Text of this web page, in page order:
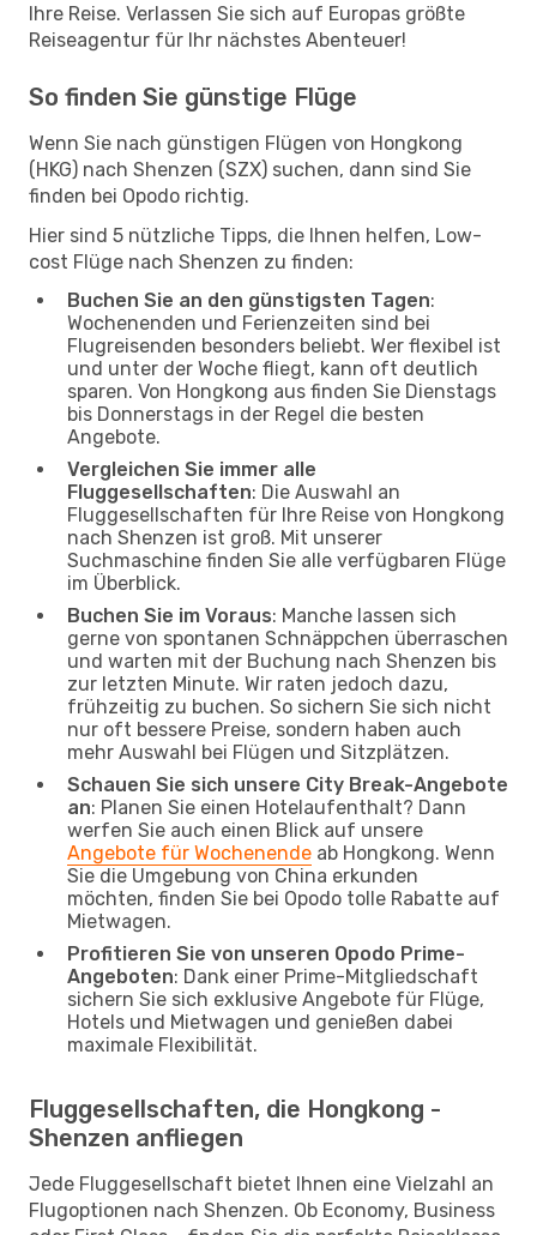
Ihre Reise. Verlassen Sie sich auf Europas größte
Reiseagentur für Ihr nächstes Abenteuer!
So finden Sie günstige Flüge
Wenn Sie nach günstigen Flügen von Hongkong
(HKG) nach Shenzen (SZX) suchen, dann sind Sie
finden bei Opodo richtig.
Hier sind 5 nützliche Tipps, die Ihnen helfen, Low-
cost Flüge nach Shenzen zu finden:
Buchen Sie an den günstigsten Tagen:
Wochenenden und Ferienzeiten sind bei
Flugreisenden besonders beliebt. Wer flexibel ist
und unter der Woche fliegt, kann oft deutlich
sparen. Von Hongkong aus finden Sie Dienstags
bis Donnerstags in der Regel die besten
Angebote.
Vergleichen Sie immer alle
Fluggesellschaften: Die Auswahl an
Fluggesellschaften für Ihre Reise von Hongkong
nach Shenzen ist groß. Mit unserer
Suchmaschine finden Sie alle verfügbaren Flüge
im Überblick.
Buchen Sie im Voraus: Manche lassen sich
gerne von spontanen Schnäppchen überraschen
und warten mit der Buchung nach Shenzen bis
zur letzten Minute. Wir raten jedoch dazu,
frühzeitig zu buchen. So sichern Sie sich nicht
nur oft bessere Preise, sondern haben auch
mehr Auswahl bei Flügen und Sitzplätzen.
Schauen Sie sich unsere City Break-Angebote
an: Planen Sie einen Hotelaufenthalt? Dann
werfen Sie auch einen Blick auf unsere
Angebote für Wochenende ab Hongkong. Wenn
Sie die Umgebung von China erkunden
möchten, finden Sie bei Opodo tolle Rabatte auf
Mietwagen.
Profitieren Sie von unseren Opodo Prime-
Angeboten: Dank einer Prime-Mitgliedschaft
sichern Sie sich exklusive Angebote für Flüge,
Hotels und Mietwagen und genießen dabei
maximale Flexibilität.
Fluggesellschaften, die Hongkong -
Shenzen anfliegen
Jede Fluggesellschaft bietet Ihnen eine Vielzahl an
Flugoptionen nach Shenzen. Ob Economy, Business